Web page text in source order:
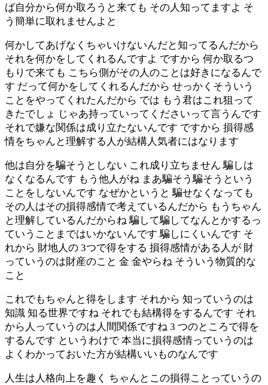
ば自分から何か取ろうと来ても その人知ってますよ そ
う簡単に取れませんよと
何かしてあげなくちゃいけないんだと知ってるんだから
それを何かをしてくれるんですよ ですから 何か取るつ
もりで来ても こちら側がその人のことは好きになるんで
す だって何かをしてくれるんだから せっかくそういう
ことをやってくれたんだから では もう君はこれ狙って
きたでしょ じゃあ持っていってくださいって言うんです
それで嫌な関係は成り立たないんです ですから 損得感
情をちゃんと理解する人が結構人気者にはなります
他は自分を騙そうとしない これ成り立ちません 騙しは
なくなるんです もう他人がね まあ騙そう騙そうという
ことをしないんです なぜかというと 騙せなくなっても
その人はその損得感情で考えているんだから もうちゃん
と理解しているんだからね 騙して騙してなんとかするっ
ていうことまではいかないんです 騙しにくいんです そ
れから 財地人の 3つで得をする 損得感情がある人が 財
っていうのは財産のこと 金 金やらね そういう物質的な
こと
これでもちゃんと得をします それから 知っていうのは
知識 知る世界ですね それでも結構得をするんです それ
から人っていうのは人間関係ですね 3 つのところで得を
するんです というわけで 本当に損得感情っていうのは
よくわかっておいた方が結構いいものなんです
人生は人格向上を趣く ちゃんとこの損得ことっていうの